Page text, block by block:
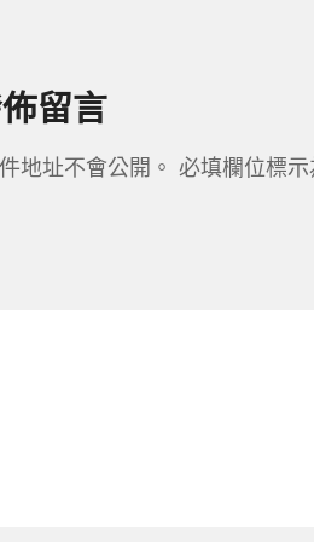
留言
地址不會公開。 必填欄位標